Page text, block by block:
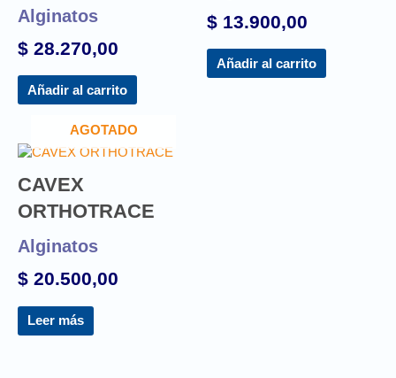
Alginatos
$ 28.270,00
Añadir al carrito
$ 13.900,00
Añadir al carrito
AGOTADO
CAVEX
ORTHOTRACE
Alginatos
$ 20.500,00
Leer más